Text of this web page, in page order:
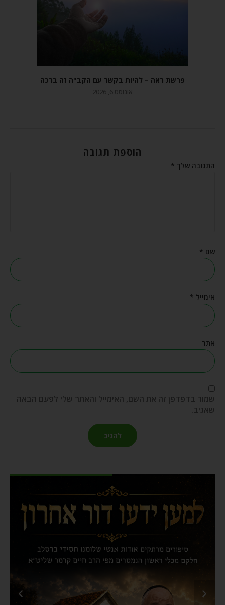
פרשת ראה – להיות בקשר עם הקב"ה זה ברכה
אוגוסט 6, 2026
הוספת תגובה
התגובה שלך *
שם *
אימייל *
אתר
שמור בדפדפן זה את השם, האימייל והאתר שלי לפעם הבאה
שאגיב.